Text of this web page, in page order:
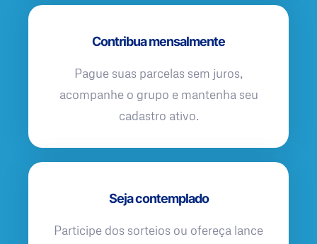
Contribua mensalmente
Pague suas parcelas sem juros,
acompanhe o grupo e mantenha seu
cadastro ativo.
Seja contemplado
Participe dos sorteios ou ofereça lance